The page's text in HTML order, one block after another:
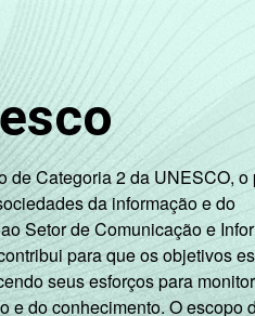
98,08
98,57 54,38
98,46 16,00
de Categoria 2 da UNESCO, o
da informação e do
Setor de Comunicação e
para que os objetivos
seus esforços para
e do conhecimento. O escopo